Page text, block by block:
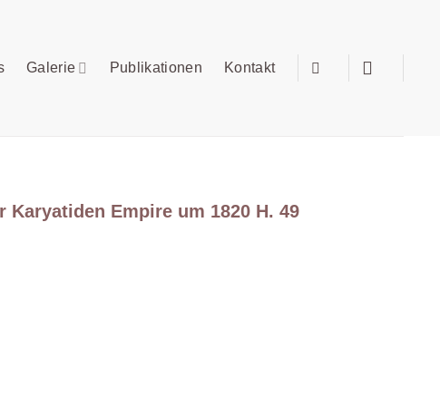
Galerie Publikationen Kontakt
Karyatiden Empire um 1820 H. 49